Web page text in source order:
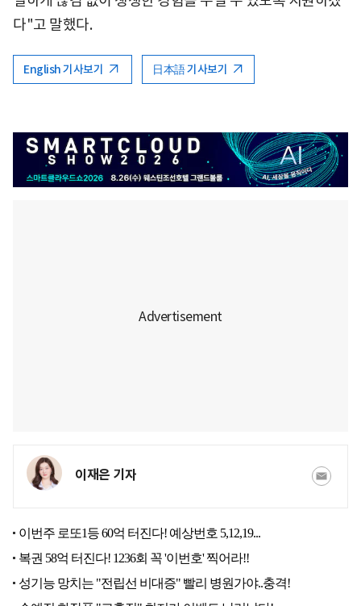
다"고 말했다.
English 기사보기 日本語 기사보기
이재은 기자